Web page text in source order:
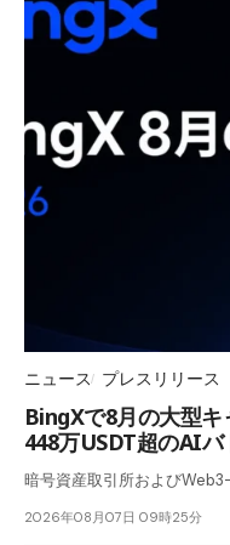
ニュース プレスリリース
BingXで8月の大型
448万USDT超のAI
暗号資産取引所および
2026年08月07日 09時25分